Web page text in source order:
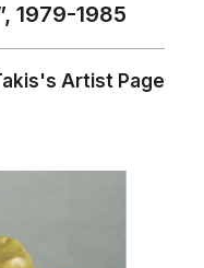
1979-1985
Artist Page